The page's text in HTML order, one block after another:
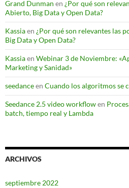
Grand Dunman en ¿Por qué son
Abierto, Big Data y Open Data?
Kassiaen ¿Por qué son relevantes las
Big Data y Open Data?
Kassiaen Webinar 3 de Noviembre:
Marketing y Sanidad»
seedanceen Cuando los algoritmos se
Seedance 2.5 video workflowen
batch, tiempo real y Lambda
ARCHIVOS
septiembre 2022